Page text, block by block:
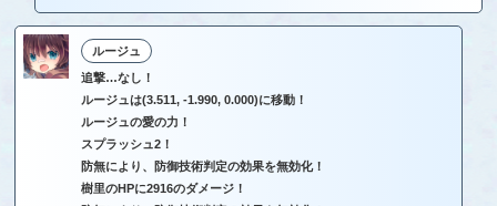
ルージュ
追撃…なし！
ルージュは(3.511, -1.990, 0.000)に移動！
ルージュの愛の力！
スプラッシュ2！
防無により、防御技術判定の効果を無効化！
樹里のHPに2916のダメージ！